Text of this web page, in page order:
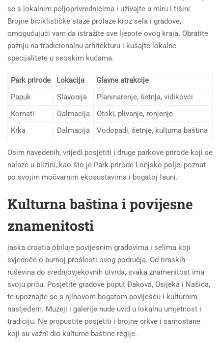
se s lokalnim poljoprivrednicima i uživajte u miru i tišini.
Brojne biciklističke staze prolaze kroz sela i gradove,
omogućujući vam da istražite sve ljepote ovog kraja. Obratite
pažnju na tradicionalnu arhitekturu i kušajte lokalne
specijalitete u seoskim kućama.
Park prirode Lokacija
Glavne atrakcije
Papuk
Slavonija
Planinarenje, šetnja, vidikovci
Kornati
Dalmacija
Otoki, plivanje, ronjenje
Krka
Dalmacija Vodopadi, šetnje, kulturna baština
Osim navedenih, vrijedi posjetiti i druge parkove prirode koji se
nalaze u blizini, kao što je Park prirode Lonjsko polje, poznat
po svojim močvarnim ekosustavima i bogatoj fauni.
Kulturna baština i povijesne
znamenitosti
jaska croatia obiluje povijesnim gradovima i selima koji
svjedoče o burnoj prošlosti ovog područja. Od rimskih
ruševina do srednjovjekovnih utvrda, svaka znamenitost ima
svoju priču. Posjetite gradove poput Đakova, Osijeka i Našica,
te upoznajte se s njihovom bogatom poviješću i kulturnim
nasljeđem. Muzeji i galerije nude uvid u lokalnu umjetnost i
tradiciju. Ne propustite posjetiti i brojne crkve i samostane
koji su važni dio kulturne baštine regije.